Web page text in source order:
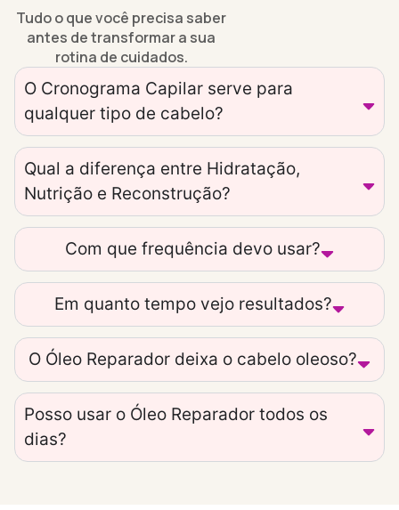
Tudo o que você precisa saber
antes de transformar a sua
rotina de cuidados.
O Cronograma Capilar serve para
qualquer tipo de cabelo?
Qual a diferença entre Hidratação,
Nutrição e Reconstrução?
Com que frequência devo usar?
Em quanto tempo vejo resultados?
O Óleo Reparador deixa o cabelo oleoso?
Posso usar o Óleo Reparador todos os
dias?